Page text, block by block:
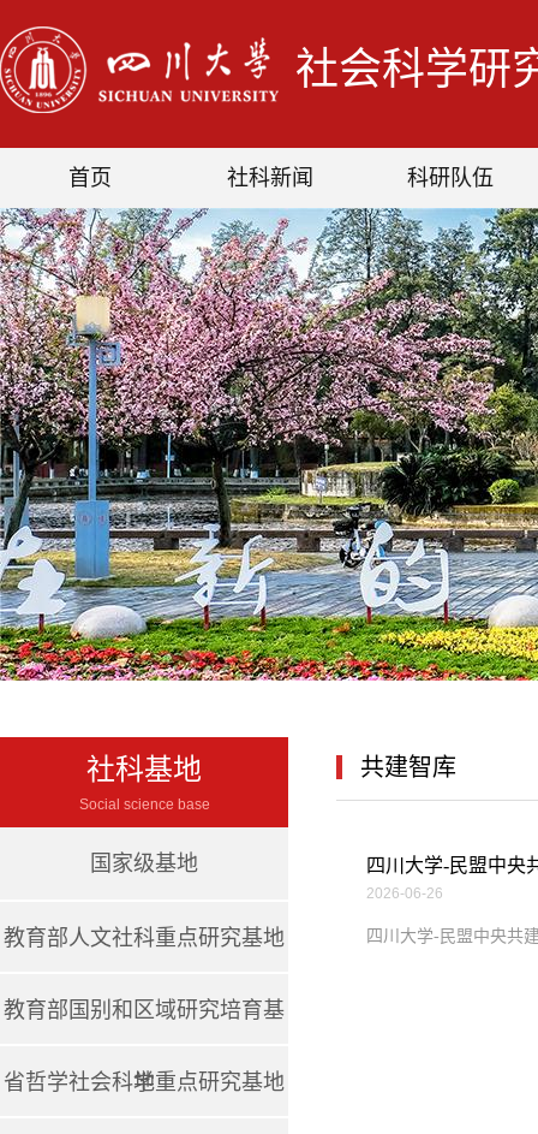
社会科学研
首页 社科新闻 科研队伍
社科基地
Social science base
国家级基地
教育部人文社科重点研究基地
教育部国别和区域研究培育基
地
省哲学社会科学重点研究基地
共建智库
四川大学-民盟中央
2026-06-26
四川大学-民盟中央共